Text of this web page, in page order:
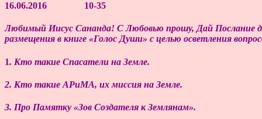
16.06.2016 10-35
Любимый Иисус Сананда! С Любовью прошу, Дай Послание
размещения в книге «Голос Души» с целью осветления
1. Кто такие Спасатели на Земле.
2. Кто такие АРиМА, их миссия на Земле.
3. Про Памятку «Зов Создателя к Землянам».